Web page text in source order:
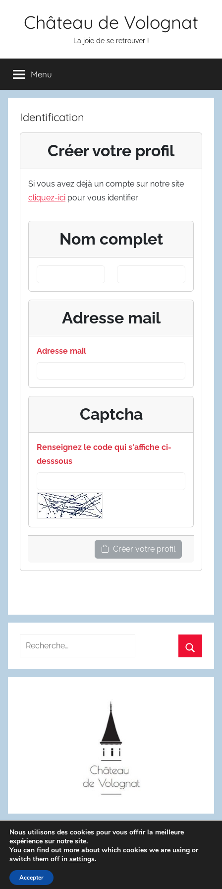
Château de Volognat
La joie de se retrouver !
Menu
Identification
Créer votre profil
Si vous avez déjà un compte sur notre site
cliquez-ici pour vous identifier.
Nom complet
Adresse mail
Adresse mail
Captcha
Renseignez le code qui s'affiche ci-
desssous
Créer votre profil
Recherche
:
WordPress Theme: Donovan by ThemeZee.
Politique de confidentialité
Nous utilisons des cookies pour vous offrir la meilleure
expérience sur notre site.
You can find out more about which cookies we are using or
switch them off in settings.
Accepter